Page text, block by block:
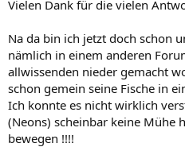
Vielen Dank für die vielen
Na da bin ich jetzt doch schon
nämlich in einem anderen
allwissenden nieder gemacht
schon gemein seine Fische in
Ich konnte es nicht wirklich
(Neons) scheinbar keine Mühe
bewegen !!!!